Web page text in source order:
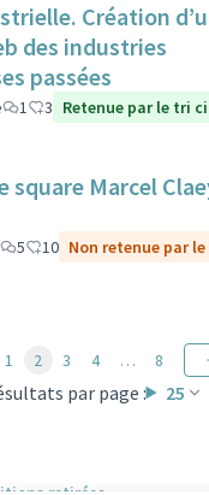
Création
des industries
passées
1 3 Retenue par le tri
square Marcel
5 10 Non retenue par
par page : 25
1 2 3 4 … 8